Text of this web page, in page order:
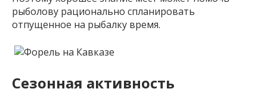
рыболову рационально спланировать
отпущенное на рыбалку время.
Сезонная активность